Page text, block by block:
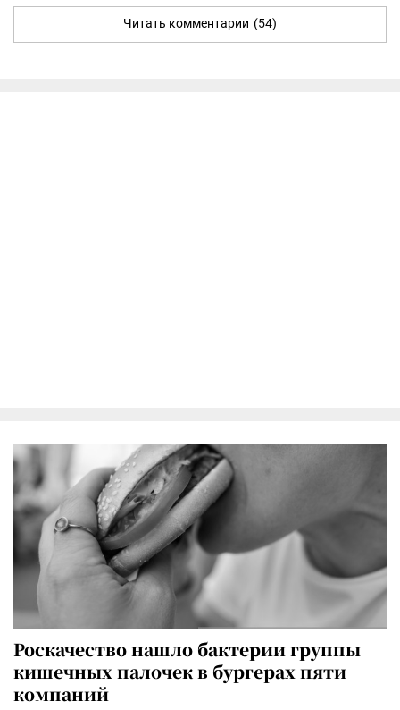
Читать комментарии (54)
Роскачество нашло бактерии группы
кишечных палочек в бургерах пяти
компаний